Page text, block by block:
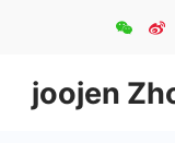
content
joojen